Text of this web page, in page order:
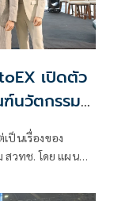
เปิดตัว
นวัตกรรม
มุนไพรไทย
ป็นเรื่องของ
สวทช. โดย แผน